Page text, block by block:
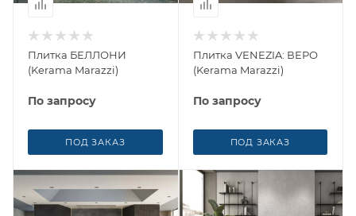
Плитка БЕЛЛОНИ
(Kerama Marazzi)
По запросу
ПОД ЗАКАЗ
Плитка VENEZIA: ВЕРО
(Kerama Marazzi)
По запросу
ПОД ЗАКАЗ